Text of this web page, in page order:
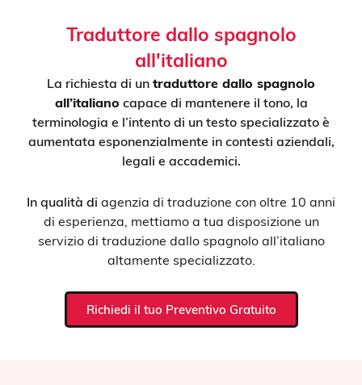
Traduttore dallo spagnolo
all'italiano
La richiesta di un traduttore dallo spagnolo
all’italiano capace di mantenere il tono, la
terminologia e l’intento di un testo specializzato è
aumentata esponenzialmente in contesti aziendali,
legali e accademici.
In qualità di agenzia di traduzione con oltre 10 anni
di esperienza, mettiamo a tua disposizione un
servizio di traduzione dallo spagnolo all’italiano
altamente specializzato.
Richiedi il tuo Preventivo Gratuito